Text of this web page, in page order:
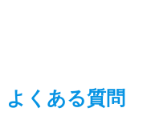
よくある質問